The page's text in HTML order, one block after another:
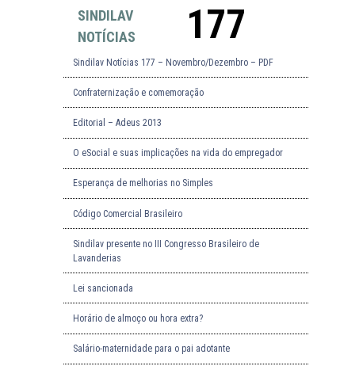
SINDILAV
NOTÍCIAS
177
Sindilav Notícias 177 – Novembro/Dezembro – PDF
Confraternização e comemoração
Editorial – Adeus 2013
O eSocial e suas implicações na vida do empregador
Esperança de melhorias no Simples
Código Comercial Brasileiro
Sindilav presente no III Congresso Brasileiro de
Lavanderias
Lei sancionada
Horário de almoço ou hora extra?
Salário-maternidade para o pai adotante